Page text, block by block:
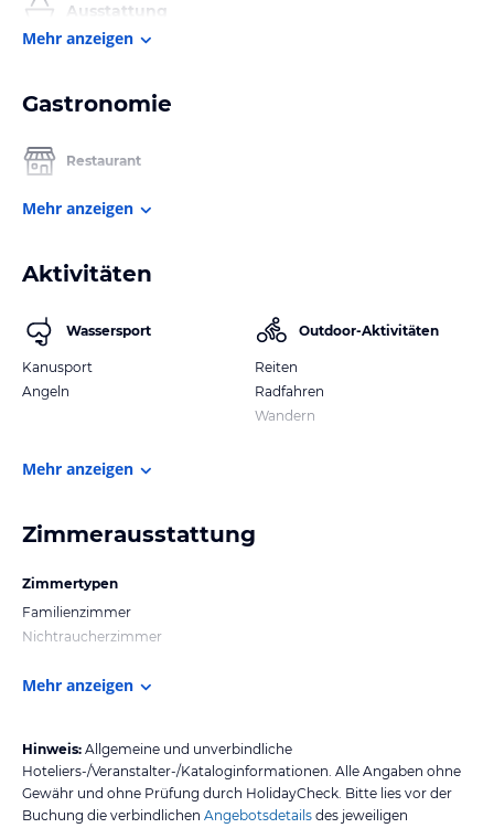
Ausstattung
Mehr anzeigen
Gastronomie
Restaurant
Mehr anzeigen
Aktivitäten
Wassersport
Kanusport
Angeln
Outdoor-Aktivitäten
Reiten
Radfahren
Wandern
Mehr anzeigen
Zimmerausstattung
Zimmertypen
Familienzimmer
Nichtraucherzimmer
Mehr anzeigen
Hinweis: Allgemeine und unverbindliche
Hoteliers-/Veranstalter-/Kataloginformationen. Alle Angaben ohne
Gewähr und ohne Prüfung durch HolidayCheck. Bitte lies vor der
Buchung die verbindlichen Angebotsdetails des jeweiligen